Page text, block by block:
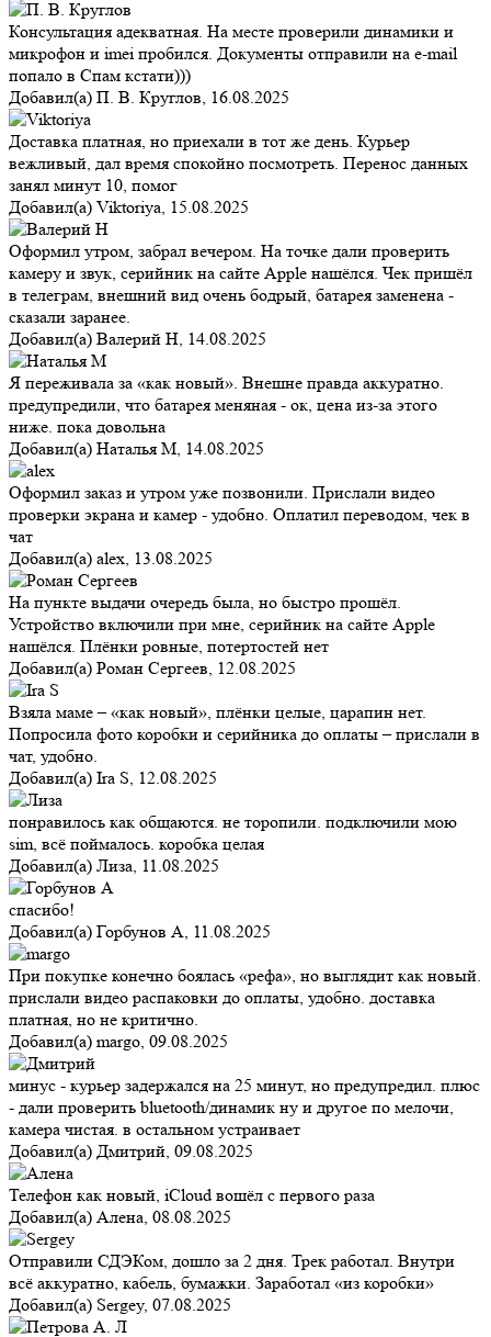
Консультация адекватная. На месте проверили динамики и
микрофон и imei пробился. Документы отправили на e-mail
попало в Спам кстати)))
Добавил(а) П. В. Круглов, 16.08.2025
Доставка платная, но приехали в тот же день. Курьер
вежливый, дал время спокойно посмотреть. Перенос данных
занял минут 10, помог
Добавил(а) Viktoriya, 15.08.2025
Оформил утром, забрал вечером. На точке дали проверить
камеру и звук, серийник на сайте Apple нашёлся. Чек пришёл
в телеграм, внешний вид очень бодрый, батарея заменена -
сказали заранее.
Добавил(а) Валерий Н, 14.08.2025
Я переживала за «как новый». Внешне правда аккуратно.
предупредили, что батарея меняная - ок, цена из-за этого
ниже. пока довольна
Добавил(а) Наталья М, 14.08.2025
Оформил заказ и утром уже позвонили. Прислали видео
проверки экрана и камер - удобно. Оплатил переводом, чек в
чат
Добавил(а) alex, 13.08.2025
На пункте выдачи очередь была, но быстро прошёл.
Устройство включили при мне, серийник на сайте Apple
нашёлся. Плёнки ровные, потертостей нет
Добавил(а) Роман Сергеев, 12.08.2025
Взяла маме – «как новый», плёнки целые, царапин нет.
Попросила фото коробки и серийника до оплаты – прислали в
чат, удобно.
Добавил(а) Ira S, 12.08.2025
понравилось как общаются. не торопили. подключили мою
sim, всё поймалось. коробка целая
Добавил(а) Лиза, 11.08.2025
спасибо!
Добавил(а) Горбунов А, 11.08.2025
При покупке конечно боялась «рефа», но выглядит как новый.
прислали видео распаковки до оплаты, удобно. доставка
платная, но не критично.
Добавил(а) margo, 09.08.2025
минус - курьер задержался на 25 минут, но предупредил. плюс
- дали проверить bluetooth/динамик ну и другое по мелочи,
камера чистая. в остальном устраивает
Добавил(а) Дмитрий, 09.08.2025
Телефон как новый, iCloud вошёл с первого раза
Добавил(а) Алена, 08.08.2025
Отправили СДЭКом, дошло за 2 дня. Трек работал. Внутри
всё аккуратно, кабель, бумажки. Заработал «из коробки»
Добавил(а) Sergey, 07.08.2025